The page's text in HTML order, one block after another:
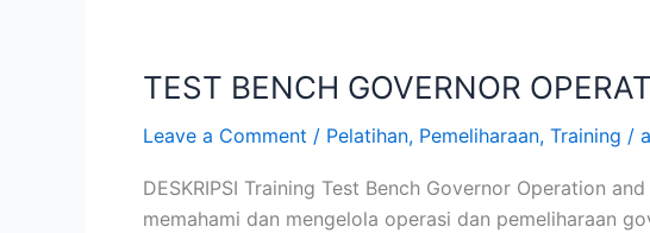
TEST BENCH GOVERNOR
Leave a Comment / Pelatihan, Pemeliharaan, Training /
DESKRIPSI Training Test Bench Governor Operation
memahami dan mengelola operasi dan pemeliharaan
TEST
GOVERNOR
OPERATION